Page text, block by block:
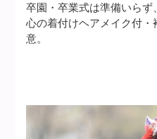
卒園・卒業式は準備いら
心の着付けヘアメイク付
意。